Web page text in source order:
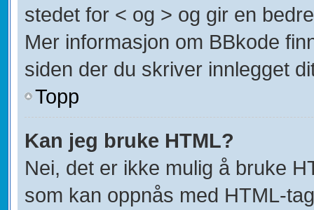
stedet for < og > og gir en
Mer informasjon om BBkode
siden der du skriver innlegget
Topp
Kan jeg bruke HTML?
Nei, det er ikke mulig å bruke
som kan oppnås med HTML-